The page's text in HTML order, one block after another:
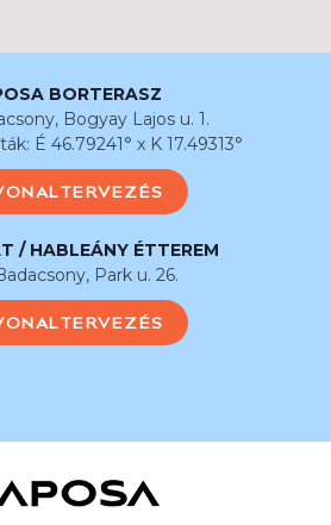
BORTERASZ
Bogyay Lajos u. 1.
É 46.79241° x K 17.49313°
/ HABLEÁNY ÉTTEREM
Park u. 26.